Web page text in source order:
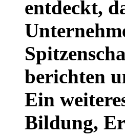
entdeckt,
berichten
Ein
Bildung,